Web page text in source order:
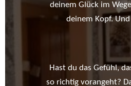
deinem Glück im
deinem Kopf.
Hast du das Gefühl,
so richtig vorangeht?